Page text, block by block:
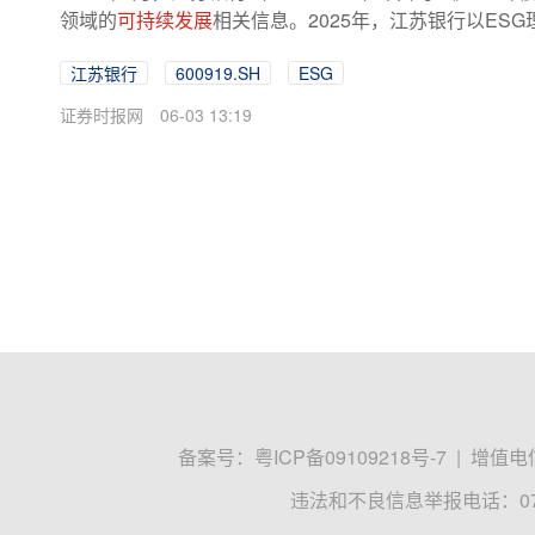
领域的可持续发展相关信息。2025年，江苏银行以
江苏银行 600919.SH
ESG
证券时报网
06-03 13:19
备案号： 粤ICP备09109218号-7 | 增值电
违法和不良信息举报电话：